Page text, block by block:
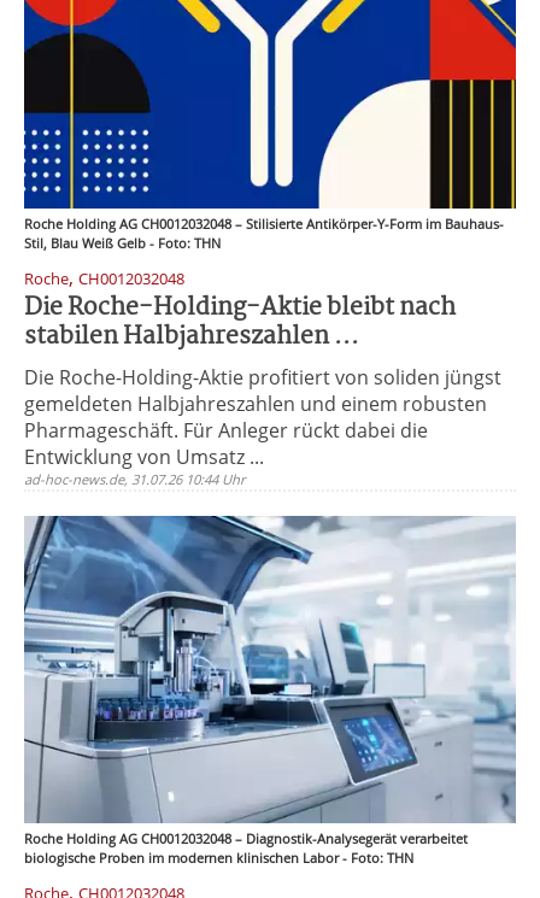
Roche Holding AG CH0012032048 – Stilisierte Antikörper-Y-Form im Bauhaus-
Stil, Blau Weiß Gelb - Foto: THN
Roche, CH0012032048
Die Roche-Holding-Aktie bleibt nach
stabilen Halbjahreszahlen ...
Die Roche-Holding-Aktie profitiert von soliden jüngst
gemeldeten Halbjahreszahlen und einem robusten
Pharmageschäft. Für Anleger rückt dabei die
Entwicklung von Umsatz ...
ad-hoc-news.de, 31.07.26 10:44 Uhr
Roche Holding AG CH0012032048 – Diagnostik-Analysegerät verarbeitet
biologische Proben im modernen klinischen Labor - Foto: THN
Roche, CH0012032048